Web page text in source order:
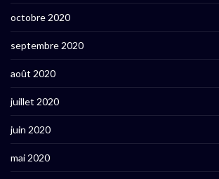
octobre 2020
septembre 2020
août 2020
juillet 2020
juin 2020
mai 2020